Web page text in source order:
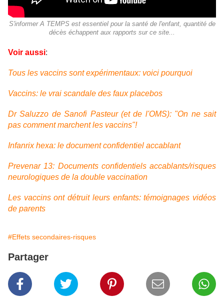
S'informer A TEMPS est essentiel pour la santé de l'enfant, quantité de
décès échappent aux rapports sur ce site...
Voir aussi:
Tous les vaccins sont expérimentaux: voici pourquoi
Vaccins: le vrai scandale des faux placebos
Dr Saluzzo de Sanofi Pasteur (et de l'OMS): "On ne sait
pas comment marchent les vaccins"!
Infanrix hexa: le document confidentiel accablant
Prevenar 13: Documents confidentiels accablants/risques
neurologiques de la double vaccination
Les vaccins ont détruit leurs enfants: témoignages vidéos
de parents
#Effets secondaires-risques
Partager